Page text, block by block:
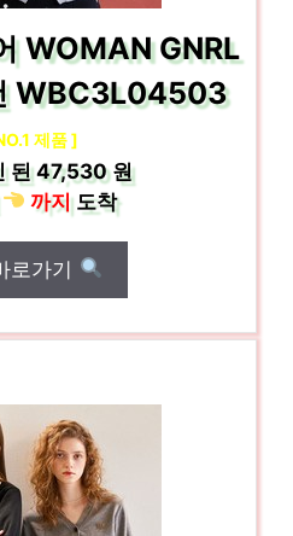
WOMAN GNRL
WBC3L04503
제품 ]
된47,530 원
까지도착
로가기